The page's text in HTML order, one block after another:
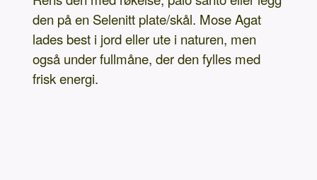
den på en Selenitt plate/skål. Mose Agat
lades best i jord eller ute i naturen, men
også under fullmåne, der den fylles med
frisk energi.